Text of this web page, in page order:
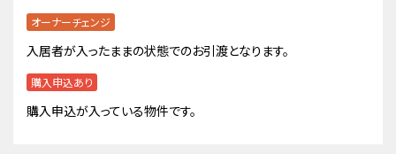
オーナーチェンジ
入居者が入ったままの状態でのお引渡となります。
購入申込あり
購入申込が入っている物件です。